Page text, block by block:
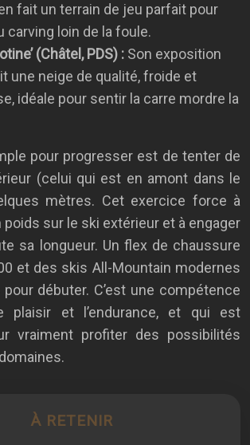
fait un terrain de jeu parfait pour
carving loin de la foule.
(Châtel, PDS) : Son exposition
une neige de qualité, froide et
idéale pour sentir la carre mordre la
pour progresser est de tenter de
(celui qui est en amont dans le
mètres. Cet exercice force à
sur le ski extérieur et à engager
sa longueur. Un flex de chaussure
et des skis All-Mountain modernes
débuter. C’est une compétence
plaisir et l’endurance, et qui est
vraiment profiter des possibilités
À RETENIR